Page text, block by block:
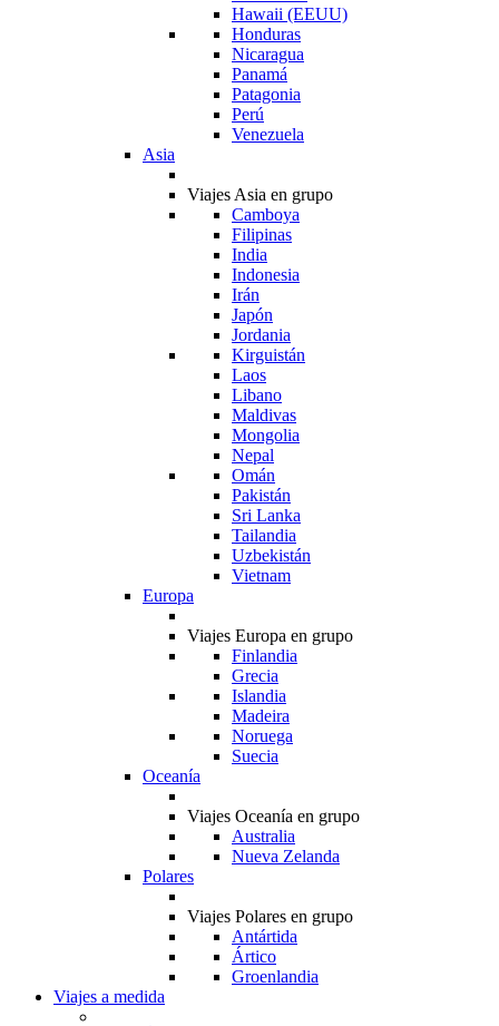
Hawaii (EEUU)
Honduras
Nicaragua
Panamá
Patagonia
Perú
Venezuela
Asia
Viajes Asia en grupo
Camboya
Filipinas
India
Indonesia
Irán
Japón
Jordania
Kirguistán
Laos
Libano
Maldivas
Mongolia
Nepal
Omán
Pakistán
Sri Lanka
Tailandia
Uzbekistán
Vietnam
Europa
Viajes Europa en grupo
Finlandia
Grecia
Islandia
Madeira
Noruega
Suecia
Oceanía
Viajes Oceanía en grupo
Australia
Nueva Zelanda
Polares
Viajes Polares en grupo
Antártida
Ártico
Groenlandia
Viajes a medida